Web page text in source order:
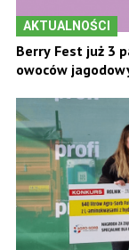
AKTUALNOŚCI
Berry Fest już 3
owoców